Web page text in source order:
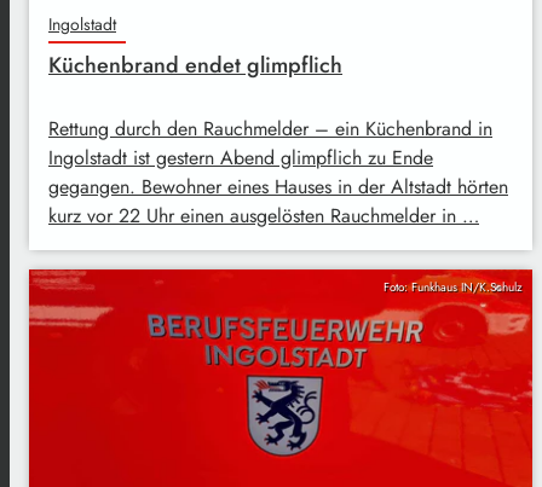
Ingolstadt
Küchenbrand endet glimpflich
Rettung durch den Rauchmelder – ein Küchenbrand in
Ingolstadt ist gestern Abend glimpflich zu Ende
gegangen. Bewohner eines Hauses in der Altstadt hörten
kurz vor 22 Uhr einen ausgelösten Rauchmelder in …
Foto: Funkhaus IN/K.Schulz